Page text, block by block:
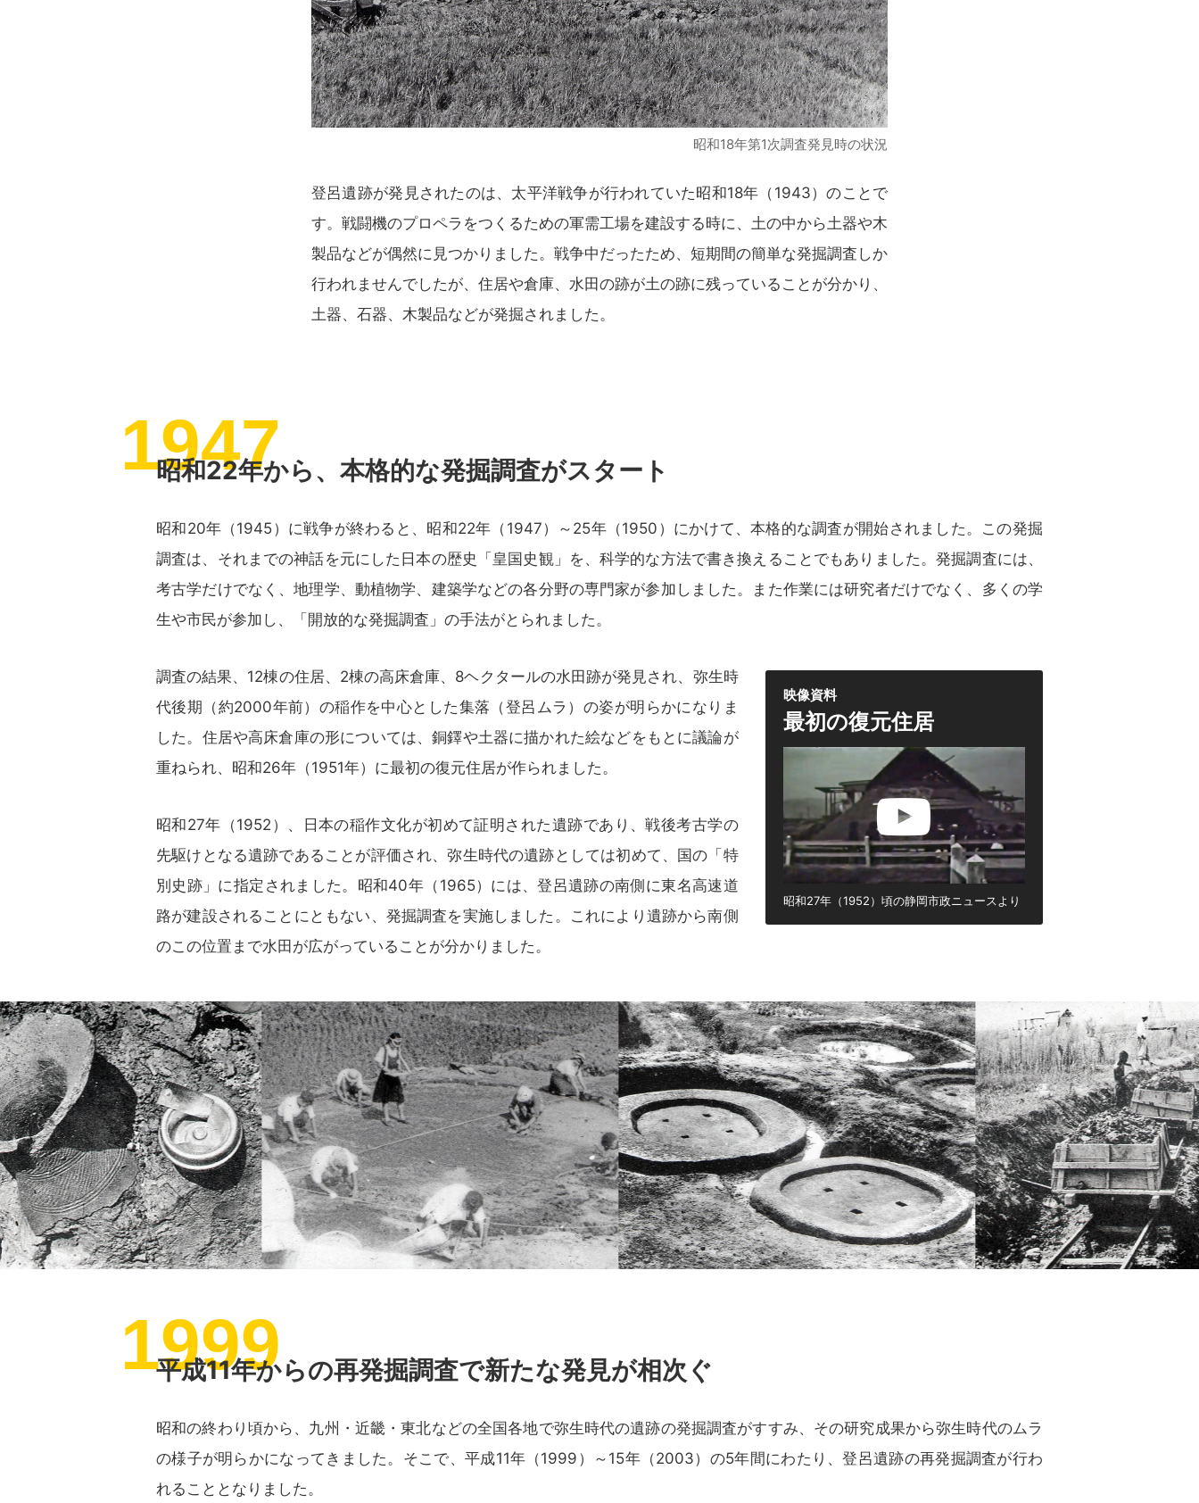
昭和18年第1次調査発見時の状況
登呂遺跡が発見されたのは、太平洋戦争が行われていた昭和18年（1943）のことで
す。戦闘機のプロペラをつくるための軍需工場を建設する時に、土の中から土器や木
製品などが偶然に見つかりました。戦争中だったため、短期間の簡単な発掘調査しか
行われませんでしたが、住居や倉庫、水田の跡が土の跡に残っていることが分かり、
土器、石器、木製品などが発掘されました。
1947
昭和22年から、本格的な発掘調査がスタート
昭和20年（1945）に戦争が終わると、昭和22年（1947）～25年（1950）にかけて、本格的な調査が開始されました。この発掘
調査は、それまでの神話を元にした日本の歴史「皇国史観」を、科学的な方法で書き換えることでもありました。発掘調査には、
考古学だけでなく、地理学、動植物学、建築学などの各分野の専門家が参加しました。また作業には研究者だけでなく、多くの学
生や市民が参加し、「開放的な発掘調査」の手法がとられました。
調査の結果、12棟の住居、2棟の高床倉庫、8ヘクタールの水田跡が発見され、弥生時
代後期（約2000年前）の稲作を中心とした集落（登呂ムラ）の姿が明らかになりま
した。住居や高床倉庫の形については、銅鐸や土器に描かれた絵などをもとに議論が
重ねられ、昭和26年（1951年）に最初の復元住居が作られました。
昭和27年（1952）、日本の稲作文化が初めて証明された遺跡であり、戦後考古学の
先駆けとなる遺跡であることが評価され、弥生時代の遺跡としては初めて、国の「特
別史跡」に指定されました。昭和40年（1965）には、登呂遺跡の南側に東名高速道
路が建設されることにともない、発掘調査を実施しました。これにより遺跡から南側
のこの位置まで水田が広がっていることが分かりました。
映像資料
最初の復元住居
昭和27年（1952）頃の静岡市政ニュースより
1999
平成11年からの再発掘調査で新たな発見が相次ぐ
昭和の終わり頃から、九州・近畿・東北などの全国各地で弥生時代の遺跡の発掘調査がすすみ、その研究成果から弥生時代のムラ
の様子が明らかになってきました。そこで、平成11年（1999）～15年（2003）の5年間にわたり、登呂遺跡の再発掘調査が行わ
れることとなりました。